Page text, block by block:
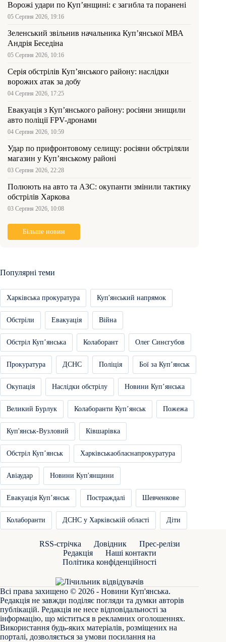
Ворожі удари по Куп’янщині: є загибла та поранені
05 Серпня 2026, 19:16
Зеленський звільнив начальника Купʼянської МВА
Андрія Беседіна
05 Серпня 2026, 10:16
Серія обстрілів Куп’янського району: наслідки
ворожих атак за добу
04 Серпня 2026, 17:25
Евакуація з Куп’янського району: росіяни знищили
авто поліції FPV-дронами
04 Серпня 2026, 10:59
Удар по прифронтовому селищу: росіяни обстріляли
магазин у Куп’янському районі
03 Серпня 2026, 22:28
Полюють на авто та АЗС: окупанти змінили тактику
обстрілів Харкова
03 Серпня 2026, 10:08
Більше новин
Популярні теми
Харківська прокуратура Куп'янський напрямок
Обстріли Евакуація Війна
Обстріл Купʼянська Колаборант Олег Синєгубов
Прокуратура ДСНС Поліція Бої за Купʼянськ
Окупація Наслідки обстрілу Новини Купʼянська
Великий Бурлук Колаборанти Купʼянськ Пожежа
Куп'янськ-Вузловий Ківшарівка
Обстріл Купʼянськ Харківськаобласнапрокуратура
Авіаудар Новини Куп'янщини
Евакуація Купʼянськ Постраждалі Шевченкове
Колаборанти ДСНС у Харківській області Діти
RSS-стрічка Довідник
Прес-релізи
Редакція
Наші контакти
Політика конфіденційності
Всі права захищено © 2026 - Новини Куп'янська.
Редакція не завжди поділяє погляди та думки авторів
публікацій. Редакція не несе відповідальності за
інформацію, що міститься в рекламних оголошеннях.
Використання будь-яких матеріалів, розміщених на
порталі, дозволяється за умови посилання на